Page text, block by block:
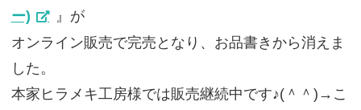
ー)
』が
オンライン販売で完売となり、お品書きから消えま
した。
本家ヒラメキ工房様では販売継続中です♪(＾＾)→こ